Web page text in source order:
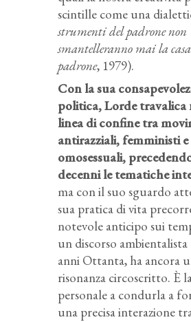
scintille come una
strumenti del padrone non
smantelleranno mai la
padrone, 1979).
Con la sua
politica, Lorde travalica
linea di confine tra
antirazziali, femministi e
omosessuali,
decenni le tematiche
ma con il suo sguardo
sua pratica di vita
notevole anticipo sui
un discorso
anni Ottanta, ha ancora
risonanza circoscritto. È
personale a condurla a
una precisa interazione